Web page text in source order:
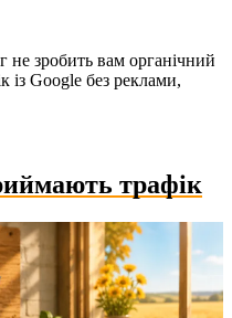
зробить вам органічний
із Google без реклами,
трафік